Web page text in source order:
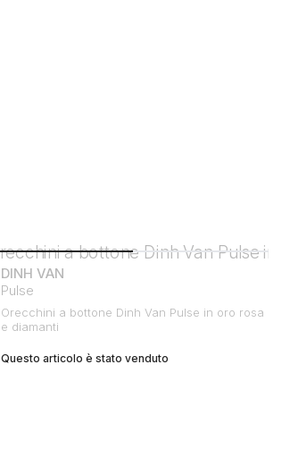
DINH VAN
Pulse
Orecchini a bottone Dinh Van Pulse in oro rosa
e diamanti
Questo articolo è stato venduto